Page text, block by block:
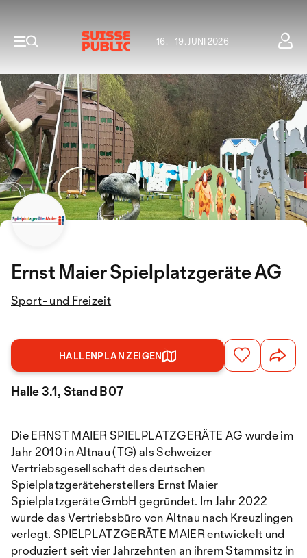
16. - 19. JUNI 2026
Ernst Maier Spielplatzgeräte AG
Sport- und Freizeit
HALLENPLAN ZEIGEN
Halle 3.1, Stand B07
Die ERNST MAIER SPIELPLATZGERÄTE AG wurde im
Jahr 2010 in Altnau (TG) als Schweizer
Vertriebsgesellschaft des deutschen
Spielplatzgeräteherstellers Ernst Maier
Spielplatzgeräte GmbH gegründet. Im Jahr 2022
wurde das Vertriebsbüro von Altnau nach Kreuzlingen
verlegt. SPIELPLATZGERÄTE MAIER entwickelt und
produziert seit vier Jahrzehnten an ihrem Stammsitz in